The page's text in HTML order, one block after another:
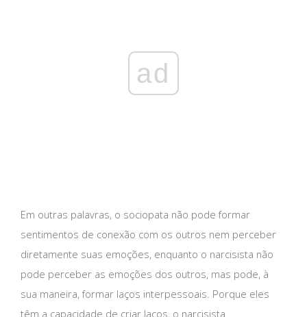
ad
Em outras palavras, o sociopata não pode formar
sentimentos de conexão com os outros nem perceber
diretamente suas emoções, enquanto o narcisista não
pode perceber as emoções dos outros, mas pode, à
sua maneira, formar laços interpessoais. Porque eles
têm a capacidade de criar laços, o narcisista